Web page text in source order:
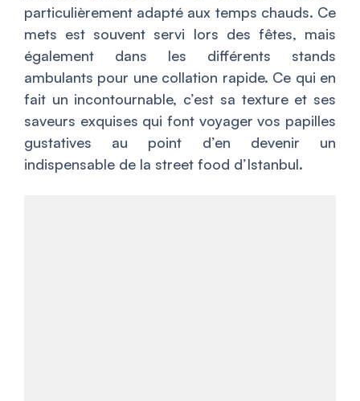
particulièrement adapté aux temps chauds. Ce
mets est souvent servi lors des fêtes, mais
également dans les différents stands
ambulants pour une collation rapide. Ce qui en
fait un incontournable, c’est sa texture et ses
saveurs exquises qui font voyager vos papilles
gustatives au point d’en devenir un
indispensable de la street food d’Istanbul.